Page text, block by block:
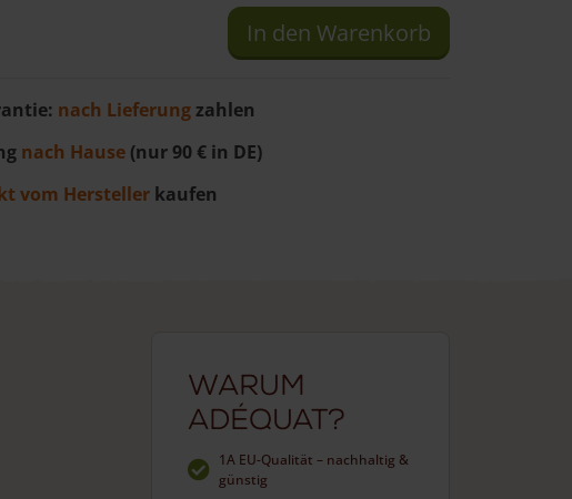
In den Warenkorb
nach Lieferungzahlen
nach Hause (nur 90 € in DE)
vom Hersteller kaufen
Warum
Adéquat?
1A EU-Qualität – nachhaltig &
günstig